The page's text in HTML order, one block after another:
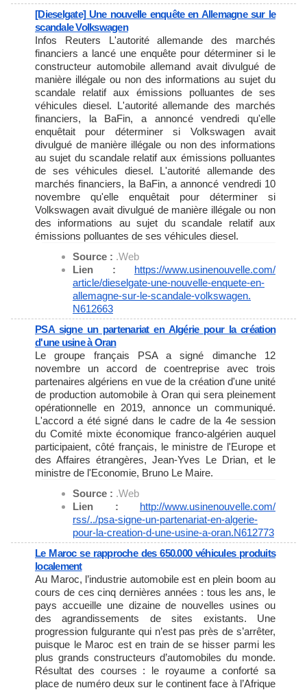
[Dieselgate] Une nouvelle enquête en Allemagne sur le
scandale Volkswagen
Infos Reuters L'autorité allemande des marchés
financiers a lancé une enquête pour déterminer si le
constructeur automobile allemand avait divulgué de
manière illégale ou non des informations au sujet du
scandale relatif aux émissions polluantes de ses
véhicules diesel. L'autorité allemande des marchés
financiers, la BaFin, a annoncé vendredi qu'elle
enquêtait pour déterminer si Volkswagen avait
divulgué de manière illégale ou non des informations
au sujet du scandale relatif aux émissions polluantes
de ses véhicules diesel. L'autorité allemande des
marchés financiers, la BaFin, a annoncé vendredi 10
novembre qu'elle enquêtait pour déterminer si
Volkswagen avait divulgué de manière illégale ou non
des informations au sujet du scandale relatif aux
émissions polluantes de ses véhicules diesel.
Source : .Web
Lien : https://www.usinenouvelle.com/
article/dieselgate-une-nouvelle-enquete-en-
allemagne-sur-le-scandale-volkswagen.
N612663
PSA signe un partenariat en Algérie pour la création
d'une usine à Oran
Le groupe français PSA a signé dimanche 12
novembre un accord de coentreprise avec trois
partenaires algériens en vue de la création d'une unité
de production automobile à Oran qui sera pleinement
opérationnelle en 2019, annonce un communiqué.
L'accord a été signé dans le cadre de la 4e session
du Comité mixte économique franco-algérien auquel
participaient, côté français, le ministre de l'Europe et
des Affaires étrangères, Jean-Yves Le Drian, et le
ministre de l'Economie, Bruno Le Maire.
Source : .Web
Lien : http://www.usinenouvelle.com/
rss/../psa-signe-un-partenariat-en-algerie-
pour-la-creation-d-une-usine-a-oran.N612773
Le Maroc se rapproche des 650.000 véhicules produits
localement
Au Maroc, l’industrie automobile est en plein boom au
cours de ces cinq dernières années : tous les ans, le
pays accueille une dizaine de nouvelles usines ou
des agrandissements de sites existants. Une
progression fulgurante qui n’est pas près de s’arrêter,
puisque le Maroc est en train de se hisser parmi les
plus grands constructeurs d’automobiles du monde.
Résultat des courses : le royaume a conforté sa
place de numéro deux sur le continent face à l’Afrique